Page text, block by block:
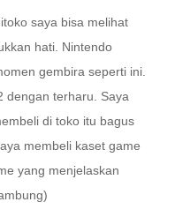
saya bisa melihat
hati. Nintendo
gembira seperti ini.
dengan terharu. Saya
di toko itu bagus
membeli kaset game
yang menjelaskan